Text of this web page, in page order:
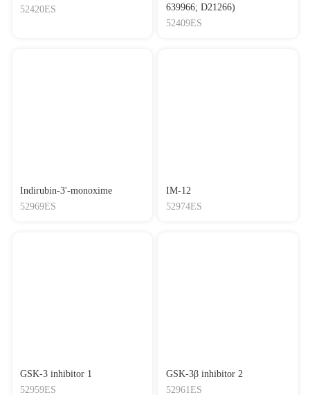
52420ES
639966; D21266)
52409ES
Indirubin-3'-monoxime
52969ES
IM-12
52974ES
GSK-3 inhibitor 1
52959ES
GSK-3β inhibitor 2
52961ES